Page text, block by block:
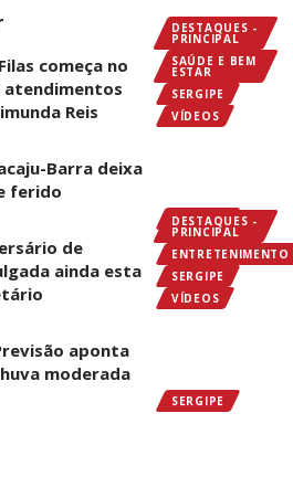
DESTAQUES -
PRINCIPAL
SAÚDE E BEM
ESTAR
SERGIPE
VÍDEOS
começa no
atendimentos
Reis
SERGIPE
Barra deixa
ferido
DESTAQUES -
PRINCIPAL
ENTRETENIMENTO
SERGIPE
VÍDEOS
de
ainda esta
SERGIPE
aponta
moderada